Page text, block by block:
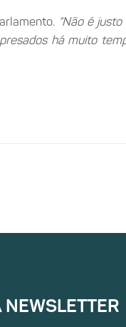
“Não é
há muito